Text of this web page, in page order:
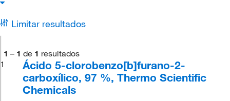
Limitar resultados
1 – 1 de 1 resultados
1
Ácido 5-clorobenzo[b]furano-2-
carboxílico, 97 %, Thermo Scientific
Chemicals